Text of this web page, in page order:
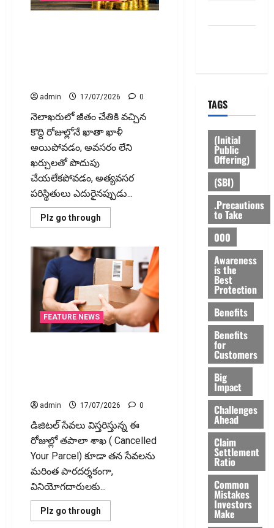
Clubbing?
admin 17/07/2026 0
నెలాఖరులో జీతం చేతికి వచ్చిన
కొద్ది రోజుల్లోనే ఖాతా ఖాళీ
అయిపోవడం, అవసరం లేని
ఖర్చులతో పొదుపు
చేయలేకపోవడం, అత్యవసర
పరిస్థితులు ఎదురైనప్పుడు...
Plz go through
more
క్రమశిక్షణే
సంపదకు
పునాది..
ప్రణాళికతో
ఖర్చు
చేస్తే
భవిష్యత్తు
భద్రం..
Financial
Discipline..
Future
FEATURE NEWS
admin 17/07/2026 0
డిజిటల్‌ సేవలు విస్తరిస్తున్న ఈ
రోజుల్లో తపాలా శాఖ ( Cancelled
Your Parcel) కూడా తన సేవలను
మరింత పారదర్శకంగా,
వినియోగదారులకు...
Plz go through
more
TAGS
(Initial
Public
Offering)
(SBI)
.Precautions
to Take
000
Awareness
is the
Best
Protection
Benefits
Benefits
for
Customers
Big
Impact
Challenges
Ahead
Claim
Settlement
Ratio
Common
Mistakes
Investors
Make